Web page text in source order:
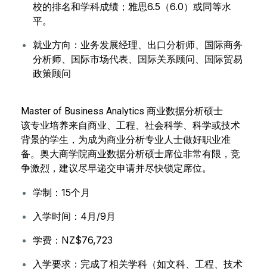
校的排名和学科成绩；雅思6.5（6.0）或同等水
平。
就业方向：业务发展经理、出口分析师、国际商务
分析师、国际市场代表、国际关系顾问、国际贸易
政策顾问
Master of Business Analytics 商业数据分析硕士
该专业培养来自商业、工程、社会科学、科学或技术
背景的学生，为成为商业分析专业人士做好职业准
备。奥大商学院商业数据分析硕士席位非常有限，竞
争激烈，建议尽早递交申请并尽快锁定席位。
学制：15个月
入学时间：4月/9月
学费：NZ$76,723
入学要求：完成了相关学科（如文科、工程、技术